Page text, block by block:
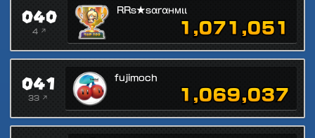
040
4 ↗
RRs★ѕαrαнмιι
1,071,051
041
33 ↗
fujimoch
1,069,037